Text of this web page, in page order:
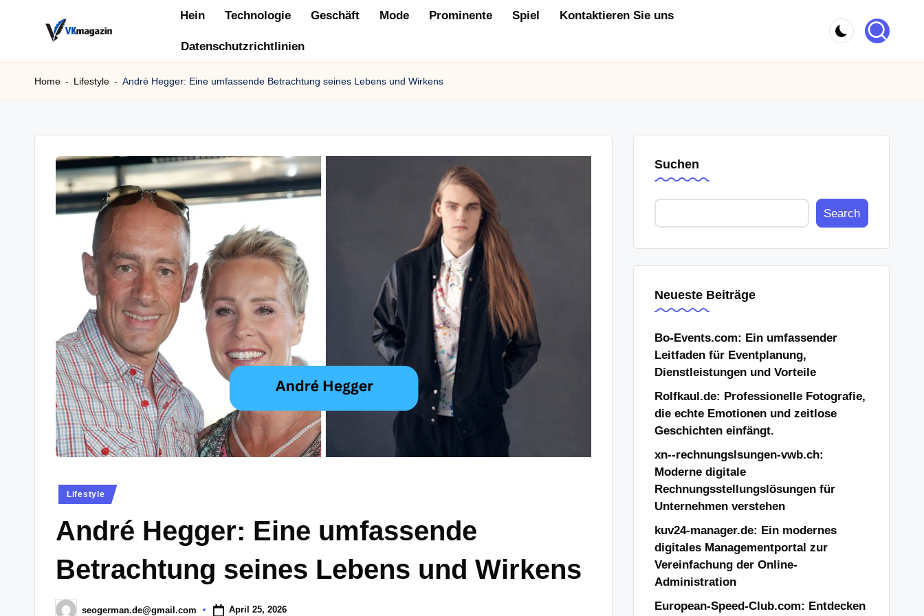
content
v
k
a
Hein Technologie Geschäft Mode Prominente Spiel Kontaktieren Sie uns
Datenschutzrichtlinien
Home - Lifestyle - André Hegger: Eine umfassende Betrachtung seines Lebens und Wirkens
Posted
Lifestyle
André Hegger: Eine umfassende
Betrachtung seines Lebens und Wirkens
seogerman.de@gmail.com April 25, 2026
Suchen
Search
Neueste Beiträge
Bo-Events.com: Ein umfassender
Leitfaden für Eventplanung,
Dienstleistungen und Vorteile
Rolfkaul.de: Professionelle Fotografie,
die echte Emotionen und zeitlose
Geschichten einfängt.
xn--rechnungslsungen-vwb.ch:
Moderne digitale
Rechnungsstellungslösungen für
Unternehmen verstehen
kuv24-manager.de: Ein modernes
digitales Managementportal zur
Vereinfachung der Online-
Administration
European-Speed-Club.com: Entdecken